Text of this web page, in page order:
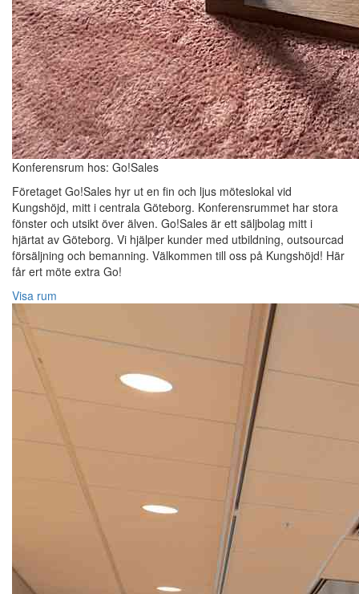
Konferensrum hos: Go!Sales
Företaget Go!Sales hyr ut en fin och ljus möteslokal vid
Kungshöjd, mitt i centrala Göteborg. Konferensrummet har stora
fönster och utsikt över älven. Go!Sales är ett säljbolag mitt i
hjärtat av Göteborg. Vi hjälper kunder med utbildning, outsourcad
försäljning och bemanning. Välkommen till oss på Kungshöjd! Här
får ert möte extra Go!
Visa rum